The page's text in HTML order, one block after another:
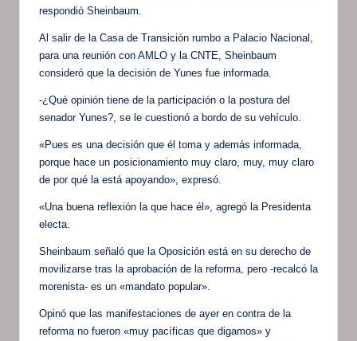
respondió Sheinbaum.
Al salir de la Casa de Transición rumbo a Palacio Nacional,
para una reunión con AMLO y la CNTE, Sheinbaum
consideró que la decisión de Yunes fue informada.
-¿Qué opinión tiene de la participación o la postura del
senador Yunes?, se le cuestionó a bordo de su vehículo.
«Pues es una decisión que él toma y además informada,
porque hace un posicionamiento muy claro, muy, muy claro
de por qué la está apoyando», expresó.
«Una buena reflexión la que hace él», agregó la Presidenta
electa.
Sheinbaum señaló que la Oposición está en su derecho de
movilizarse tras la aprobación de la reforma, pero -recalcó la
morenista- es un «mandato popular».
Opinó que las manifestaciones de ayer en contra de la
reforma no fueron «muy pacíficas que digamos» y